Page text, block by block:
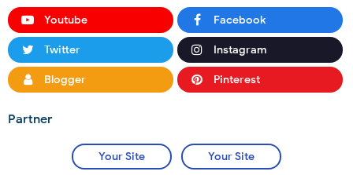
Youtube Facebook
Twitter Instagram
Blogger Pinterest
Partner
Your Site Your Site